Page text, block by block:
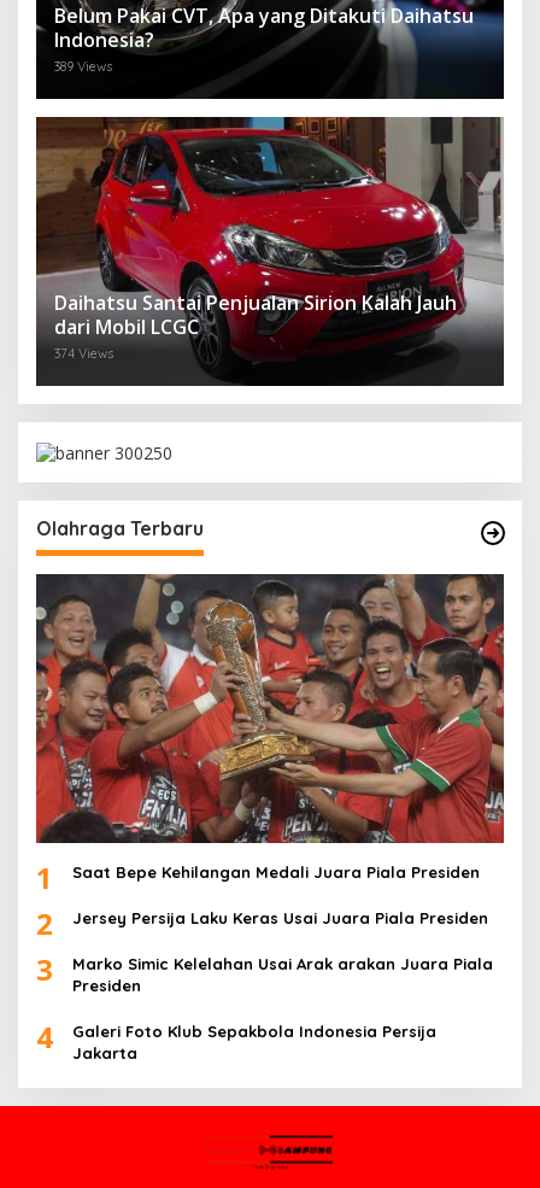
Belum Pakai CVT, Apa yang Ditakuti Daihatsu
Indonesia?
389 Views
Daihatsu Santai Penjualan Sirion Kalah Jauh
dari Mobil LCGC
374 Views
Olahraga Terbaru
1 Saat Bepe Kehilangan Medali Juara Piala Presiden
2 Jersey Persija Laku Keras Usai Juara Piala Presiden
3
Marko Simic Kelelahan Usai Arak arakan Juara Piala
Presiden
4
Galeri Foto Klub Sepakbola Indonesia Persija
Jakarta